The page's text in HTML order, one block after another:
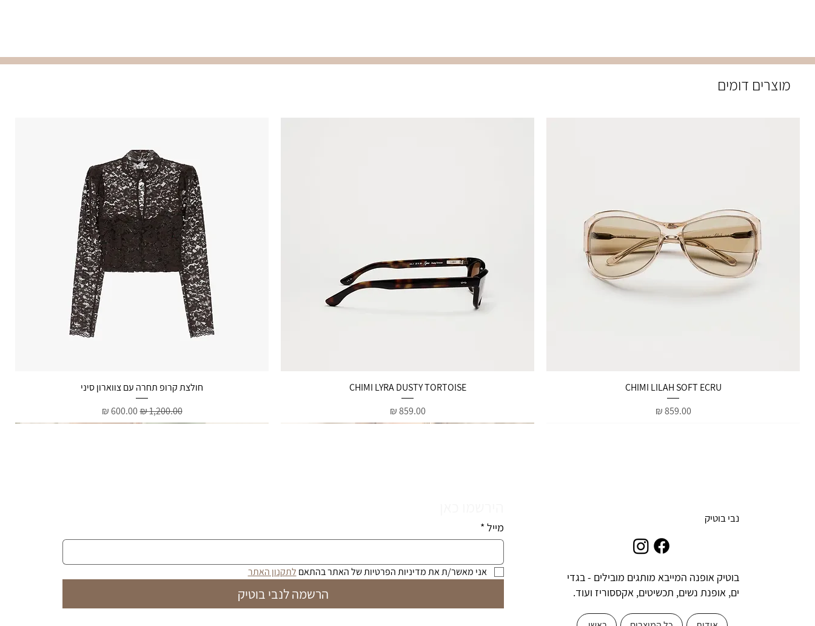
מוצרים דומים
תצוגה מהירה
CHIMI LILAH SOFT ECRU
מחיר‏859.00 ‏₪
תצוגה מהירה
CHIMI LYRA DUSTY TORTOISE
מחיר‏859.00 ‏₪
תצוגה מהירה
חולצת קרופ תחרה עם צווארון סיני
מחיר רגיל‏1,200.00 ‏₪ מחיר מבצע‏600.00 ‏₪
נבי בוטיק
בוטיק אופנה המייבא מותגים מובילים - בגדי
ים, אופנת נשים, תכשיטים, אקססוריז ועוד.
מייל *
אני מאשר/ת את מדיניות הפרטיות של האתר בהתאם לתקנון האתר
הרשמה לנבי בוטיק